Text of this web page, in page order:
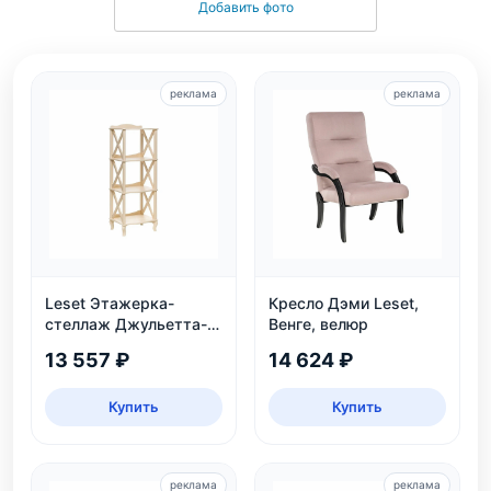
Добавить фото
Leset Этажерка-
стеллаж Джульетта-3,
13 557 ₽
Купить
реклама
Кресло Дэми Leset,
Венге, велюр
14 624 ₽
Купить
реклама
реклама реклама